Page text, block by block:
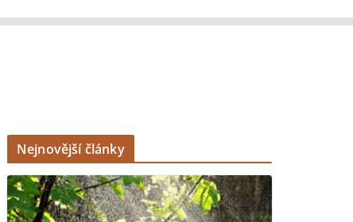
Nejnovější články